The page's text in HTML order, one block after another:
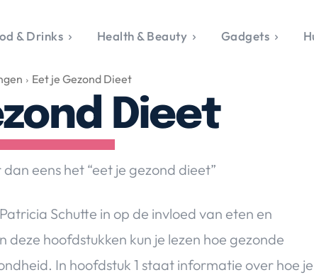
Valerie's Topics
& Drinks
& Opmerkelijk
Lifestyle, Sport &
Top 5 van Valerie
& Beauty
& Tuin
Over Valerie
De Top 5
& Drinks Health & Beauty Gadgets
Eet je Gezond Dieet
Dieet
eens het “eet je gezond dieet”
Schutte in op de invloed van eten en
hoofdstukken kun je lezen hoe gezonde
In hoofdstuk 1 staat informatie over hoe je